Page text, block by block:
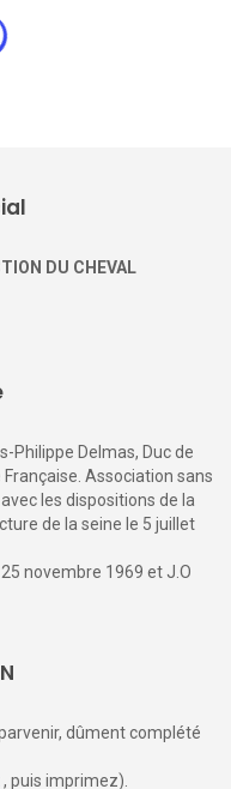
Melchior :